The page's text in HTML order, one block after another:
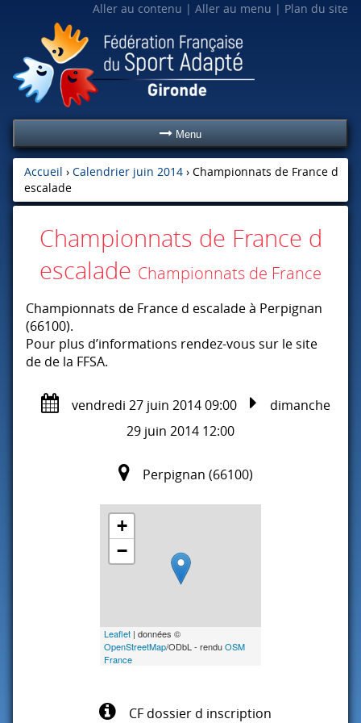
Aller au contenu Aller au menu Plan du site
Menu
Accueil ›Calendrier juin 2014 ›Championnats de France d
escalade
Championnats de France d
escalade Championnats de France
Championnats de France d escalade à Perpignan
(66100).
Pour plus d’informations rendez-vous sur le site
de de la FFSA.
vendredi 27 juin 2014 09:00
dimanche
29 juin 2014 12:00
Perpignan (66100)
+
−
Leaflet | données ©
OpenStreetMap/ODbL - renduOSM
France
CF dossier d inscription